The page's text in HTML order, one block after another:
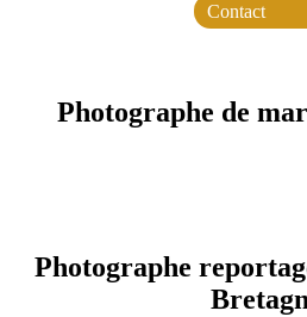
Contact
Photographe de
Photographe